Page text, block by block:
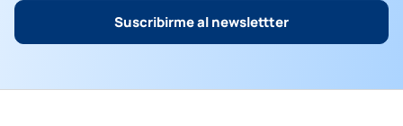
Suscribirme al newslettter